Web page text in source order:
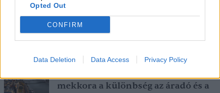
Opted Out
CONFIRM
Data Deletion Data Access Privacy Policy
Történelmi aszály sújtja Nagy-
Britanniát is
mekkora a különbség az áradó és a